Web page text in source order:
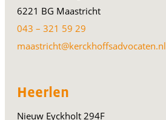
6221 BG Maastricht
043 – 321 59 29
maastricht@kerckhoffsadvocaten.nl
Heerlen
Nieuw Eyckholt 294F